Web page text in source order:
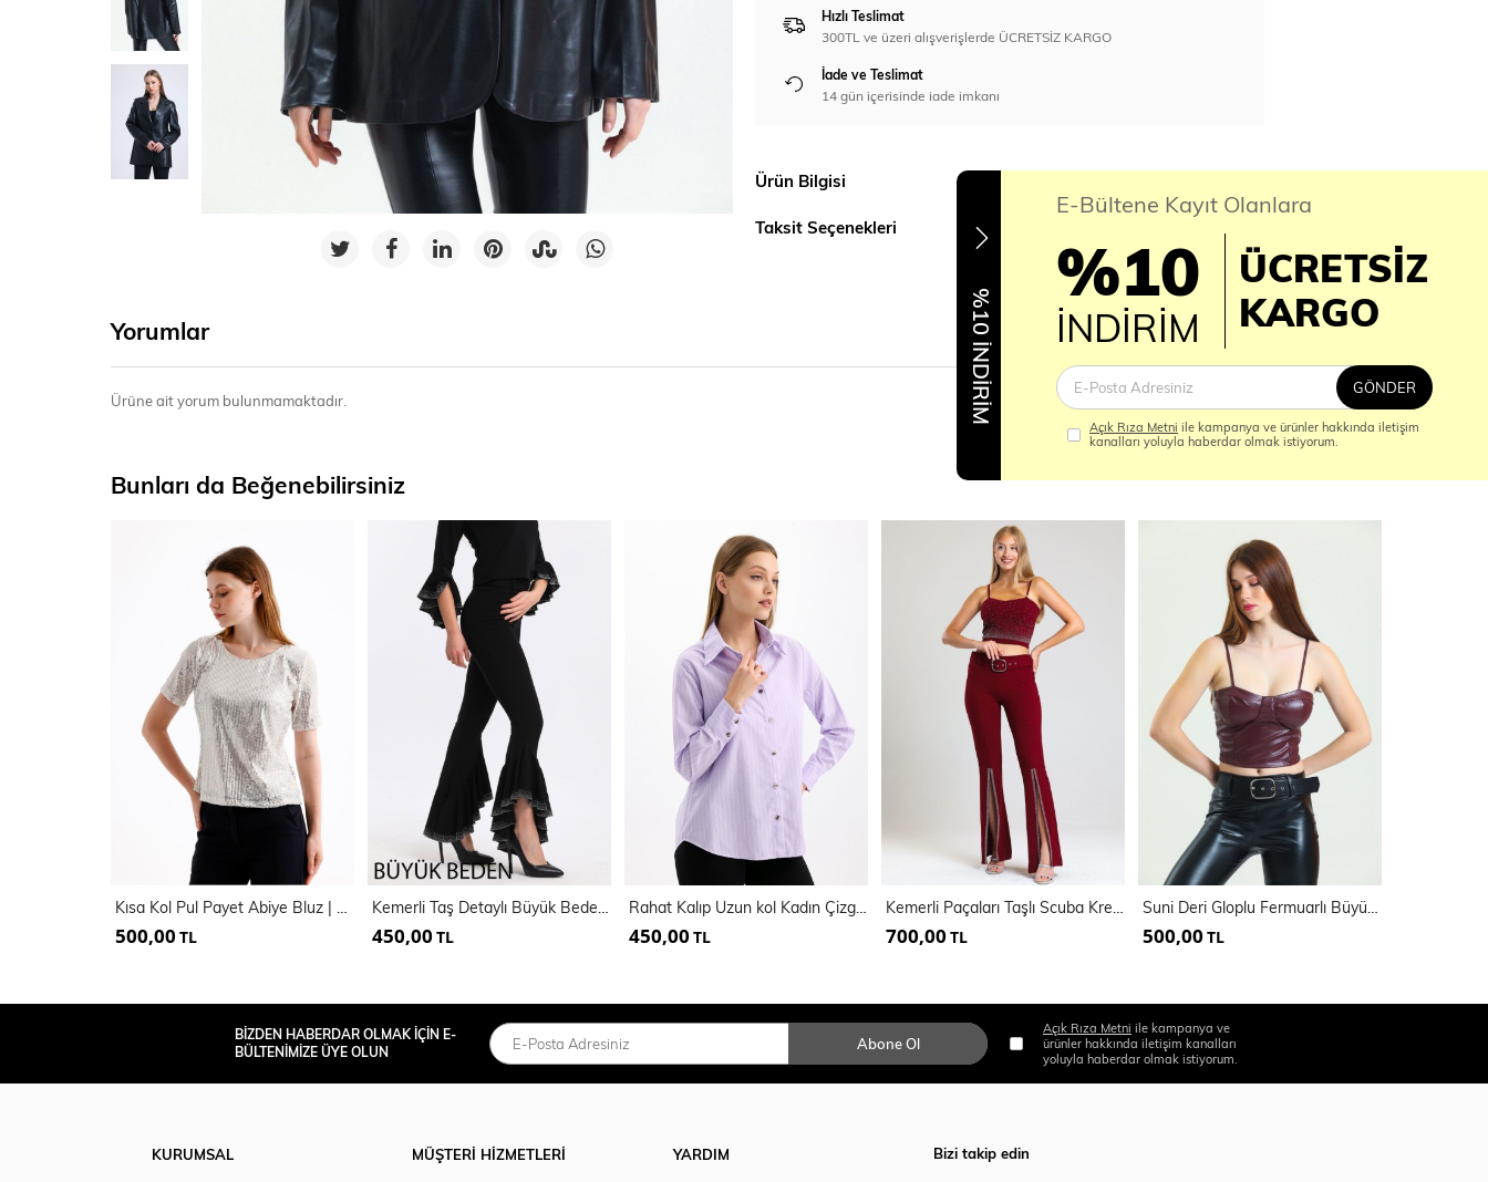
Hızlı Teslimat
300TL ve üzeri alışverişlerde ÜCRETSİZ KARGO
İade ve Teslimat
14 gün içerisinde iade imkanı
Ürün Bilgisi
Taksit Seçenekleri
Yorumlar
Ürüne ait yorum bulunmamaktadır.
Bunları da Beğenebilirsiniz
Kısa Kol Pul Payet Abiye Bluz | Blz35540
500,00 TL
Kemerli Taş Detaylı Büyük Beden Pantolon | Pnt34810
450,00 TL
Rahat Kalıp Uzun kol Kadın Çizgili Gömlek | Gml35705
450,00 TL
Kemerli Paçaları Taşlı Scuba Krep Abiye Büyük Beden Pantolon | Pnt34185
700,00 TL
Suni Deri Gloplu Fermuarlı Büyük Beden Bustiyer | BUST34636
500,00 TL
%10 İNDİRİM
E-Bültene Kayıt Olanlara
%10
İNDİRİM
ÜCRETSİZ
KARGO
GÖNDER
Açık Rıza Metni ile kampanya ve ürünler hakkında iletişim
kanalları yoluyla haberdar olmak istiyorum.
BİZDEN HABERDAR OLMAK İÇİN E-
BÜLTENİMİZE ÜYE OLUN
Abone Ol
Açık Rıza Metni ile kampanya ve
ürünler hakkında iletişim kanalları
yoluyla haberdar olmak istiyorum.
KURUMSAL
MÜŞTERİ HİZMETLERİ
YARDIM
Bizi takip edin